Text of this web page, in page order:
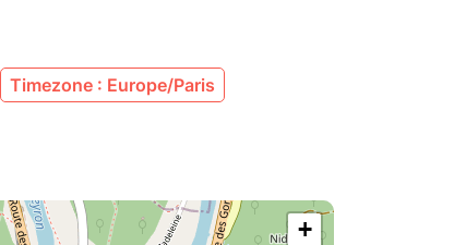
Timezone : Europe/Paris
+